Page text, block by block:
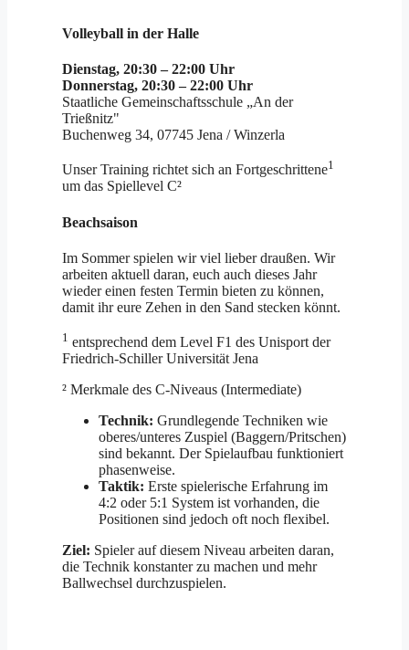
Volleyball in der Halle
Dienstag, 20:30 – 22:00 Uhr
Donnerstag, 20:30 – 22:00 Uhr
Staatliche Gemeinschaftsschule „An der
Trießnitz"
Buchenweg 34, 07745 Jena / Winzerla
Unser Training richtet sich an Fortgeschrittene1
um das Spiellevel C²
Beachsaison
Im Sommer spielen wir viel lieber draußen. Wir
arbeiten aktuell daran, euch auch dieses Jahr
wieder einen festen Termin bieten zu können,
damit ihr eure Zehen in den Sand stecken könnt.
1 entsprechend dem Level F1 des Unisport der
Friedrich-Schiller Universität Jena
² Merkmale des C-Niveaus (Intermediate)
Technik: Grundlegende Techniken wie
oberes/unteres Zuspiel (Baggern/Pritschen)
sind bekannt. Der Spielaufbau funktioniert
phasenweise.
Taktik: Erste spielerische Erfahrung im
4:2 oder 5:1 System ist vorhanden, die
Positionen sind jedoch oft noch flexibel.
Ziel: Spieler auf diesem Niveau arbeiten daran,
die Technik konstanter zu machen und mehr
Ballwechsel durchzuspielen.